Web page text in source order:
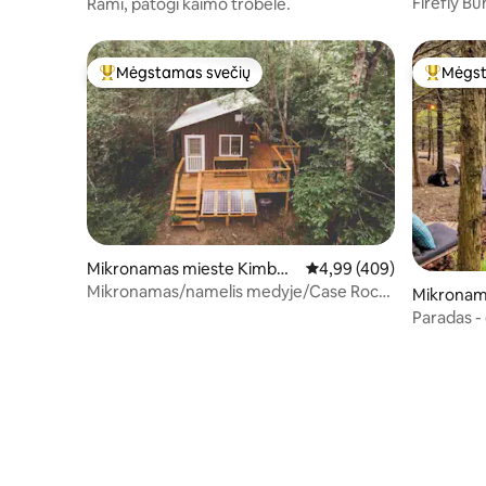
Svečių mėgstamiausias
Mėgstamas svečių
Mikronamas mieste Kimberl
y
Vidutinis įvertinimas:
4,99 (409)
Mikronamas/namelis medyje/Case Rock
Svečių
Paradas